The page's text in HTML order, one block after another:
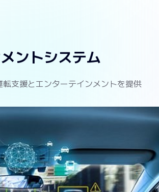
ントシステム
支援とエンターテインメントを提供